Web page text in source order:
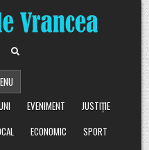
EVENIMENT
JUSTIȚIE
ECONOMIC
SPORT